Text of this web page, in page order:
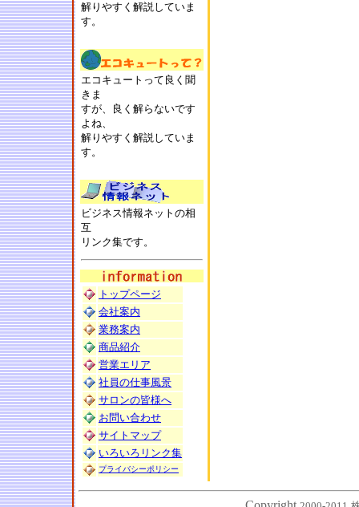
解りやすく解説していま
す。
エコキュートって良く聞
きま
すが、良く解らないです
よね、
解りやすく解説していま
す。
ビジネス情報ネットの相
互
リンク集です。
トップページ
会社案内
業務案内
商品紹介
営業エリア
社員の仕事風景
サロンの皆様へ
お問い合わせ
サイトマップ
いろいろリンク集
プライバシーポリシー